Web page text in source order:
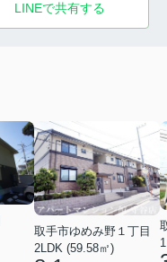
LINEで共有する
取手市ゆめみ野１丁目
2LDK (59.58㎡)